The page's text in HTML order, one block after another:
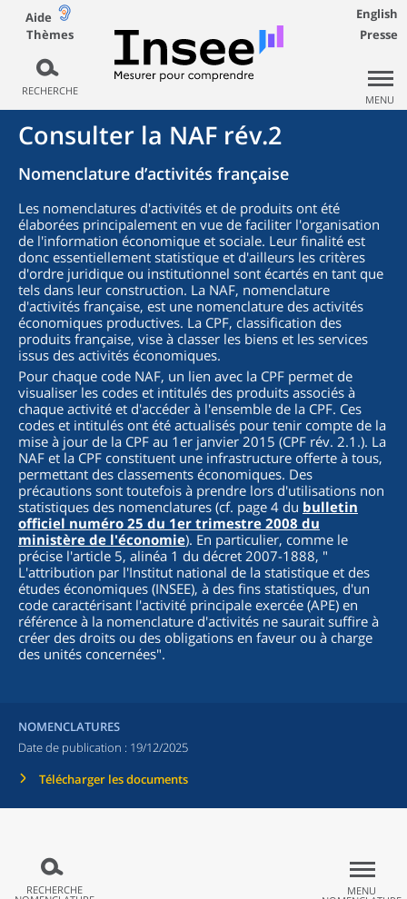
Aide
Thèmes
RECHERCHE
English
Presse
MENU
Consulter la NAF rév.2
Nomenclature d’activités française
Les nomenclatures d'activités et de produits ont été
élaborées principalement en vue de faciliter l'organisation
de l'information économique et sociale. Leur finalité est
donc essentiellement statistique et d'ailleurs les critères
d'ordre juridique ou institutionnel sont écartés en tant que
tels dans leur construction. La NAF, nomenclature
d'activités française, est une nomenclature des activités
économiques productives. La CPF, classification des
produits française, vise à classer les biens et les services
issus des activités économiques.
Pour chaque code NAF, un lien avec la CPF permet de
visualiser les codes et intitulés des produits associés à
chaque activité et d'accéder à l'ensemble de la CPF. Ces
codes et intitulés ont été actualisés pour tenir compte de la
mise à jour de la CPF au 1er janvier 2015 (CPF rév. 2.1.). La
NAF et la CPF constituent une infrastructure offerte à tous,
permettant des classements économiques. Des
précautions sont toutefois à prendre lors d'utilisations non
statistiques des nomenclatures (cf. page 4 du bulletin
officiel numéro 25 du 1er trimestre 2008 du
ministère de l'économie). En particulier, comme le
précise l'article 5, alinéa 1 du décret 2007-1888, "
L'attribution par l'Institut national de la statistique et des
études économiques (INSEE), à des fins statistiques, d'un
code caractérisant l'activité principale exercée (APE) en
référence à la nomenclature d'activités ne saurait suffire à
créer des droits ou des obligations en faveur ou à charge
des unités concernées".
NOMENCLATURES
Date de publication : 19/12/2025
Télécharger les documents
RECHERCHE MENU